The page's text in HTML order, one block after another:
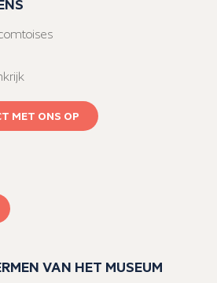
MET ONS OP
VAN HET MUSEUM